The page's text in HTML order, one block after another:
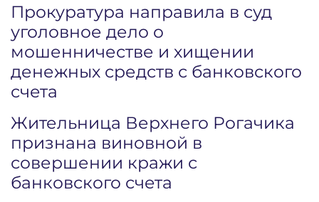
Прокуратура направила в суд
уголовное дело о
мошенничестве и хищении
денежных средств с банковского
счета
Жительница Верхнего Рогачика
признана виновной в
совершении кражи с
банковского счета